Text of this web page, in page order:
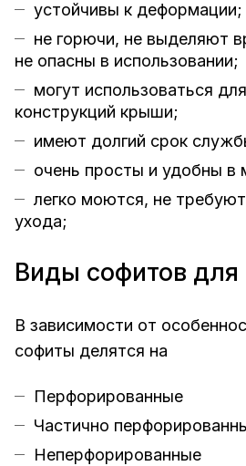
устойчивы к деформации;
не горючи, не выделяют
не опасны в использовании;
могут использоваться
конструкций крыши;
имеют долгий срок
очень просты и удобны в
легко моются, не
ухода;
Виды софитов
В зависимости от
софиты делятся на
Перфорированные
Частично
Неперфорированные